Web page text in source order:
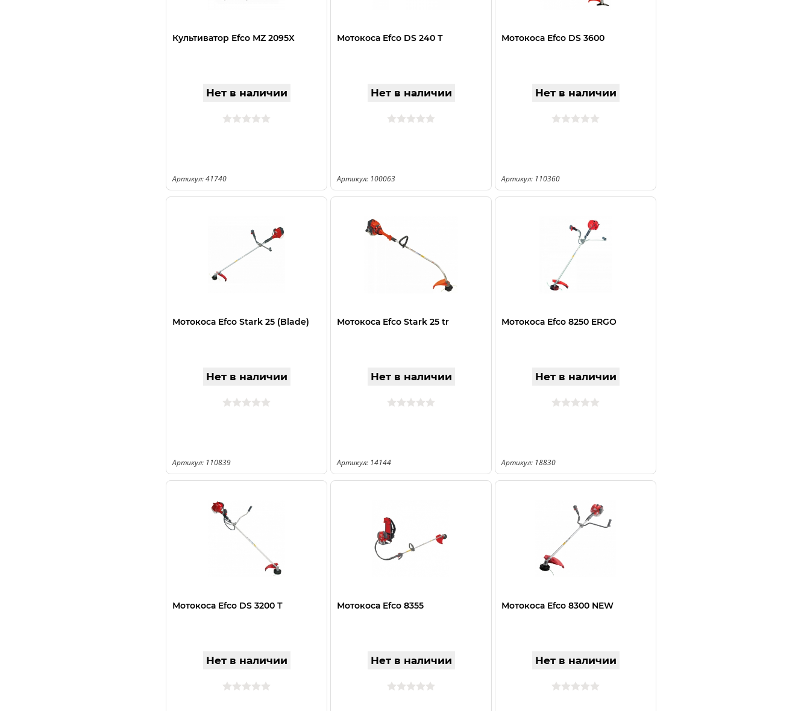
Культиватор Efco МZ 2095X
Нет в наличии
Артикул: 41740
Мотокоса Efco DS 240 Т
Нет в наличии
Артикул: 100063
Мотокоса Efco DS 3600
Нет в наличии
Артикул: 110360
Мотокоса Efco Stark 25 (Blade)
Нет в наличии
Артикул: 110839
Мотокоса Efco Stark 25 tr
Нет в наличии
Артикул: 14144
Мотокоса Efco 8250 ERGO
Нет в наличии
Артикул: 18830
Мотокоса Efco DS 3200 Т
Нет в наличии
Мотокоса Efco 8355
Нет в наличии
Мотокоса Efco 8300 NEW
Нет в наличии